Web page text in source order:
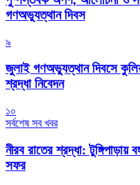
গণঅভ্যুত্থান দিবস
৯
জুলাই গণঅভ্যুত্থান দিবসে
শ্রদ্ধা নিবেদন
১০
সর্বশেষ সব খবর
নীরব রাতের শ্রদ্ধা: টুঙ্গিপাড়ায়
সফর